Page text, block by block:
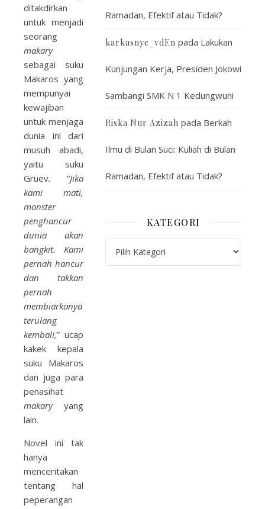
ditakdirkan
untuk menjadi
seorang
makary
sebagai suku
Makaros yang
mempunyai
kewajiban
untuk menjaga
dunia ini dari
musuh abadi,
yaitu suku
Gruev. “Jika
kami mati,
monster
penghancur
dunia akan
bangkit. Kami
pernah hancur
dan takkan
pernah
membiarkanya
terulang
kembali,” ucap
kakek kepala
suku Makaros
dan juga para
penasihat
makaryyang
lain.
Novel ini tak
hanya
menceritakan
tentang hal
peperangan
Ramadan, Efektif atau Tidak?
karkasnye_vdEn pada Lakukan
Kunjungan Kerja, Presiden Jokowi
Sambangi SMK N 1 Kedungwuni
Riska Nur Azizah pada Berkah
Ilmu di Bulan Suci: Kuliah di Bulan
Ramadan, Efektif atau Tidak?
KATEGORI